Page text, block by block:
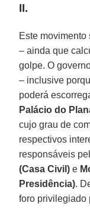
II.
Este
– ainda que
golpe. O
– inclusive
poderá
Palácio do
cujo grau de
respectivos
responsáveis
(Casa Civil) e
Presidência).
foro privilegiado